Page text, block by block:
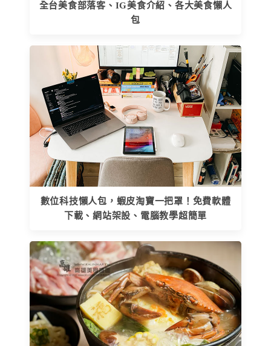
全台美食部落客、IG美食介紹、各大美食懶人
包
數位科技懶人包，蝦皮淘寶一把罩！免費軟體
下載、網站架設、電腦教學超簡單